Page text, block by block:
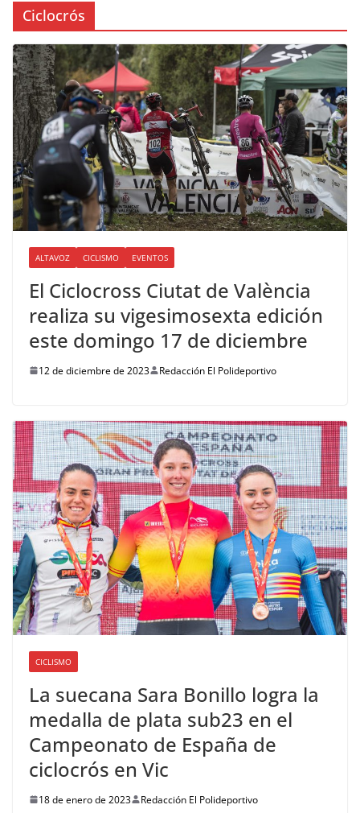
Ciclocrós
ALTAVOZ CICLISMO EVENTOS
El Ciclocross Ciutat de València
realiza su vigesimosexta edición
este domingo 17 de diciembre
12 de diciembre de 2023 Redacción El Polideportivo
CICLISMO
La suecana Sara Bonillo logra la
medalla de plata sub23 en el
Campeonato de España de
ciclocrós en Vic
18 de enero de 2023 Redacción El Polideportivo